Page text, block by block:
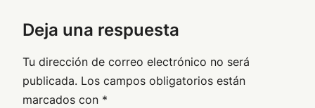
Deja una respuesta
Tu dirección de correo electrónico no será
publicada. Los campos obligatorios están
marcados con *